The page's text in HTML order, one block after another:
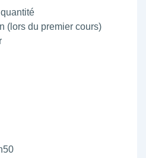
(lors du premier cours)